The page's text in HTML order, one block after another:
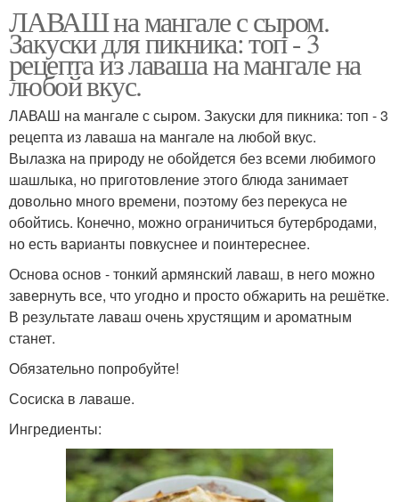
ЛАВАШ на мангале с сыром.
Закуски для пикника: топ - 3
рецепта из лаваша на мангале на
любой вкус.
ЛАВАШ на мангале с сыром. Закуски для пикника: топ - 3
рецепта из лаваша на мангале на любой вкус.
Вылазка на природу не обойдется без всеми любимого
шашлыка, но приготовление этого блюда занимает
довольно много времени, поэтому без перекуса не
обойтись. Конечно, можно ограничиться бутербродами,
но есть варианты повкуснее и поинтереснее.
Основа основ - тонкий армянский лаваш, в него можно
завернуть все, что угодно и просто обжарить на решётке.
В результате лаваш очень хрустящим и ароматным
станет.
Обязательно попробуйте!
Сосиска в лаваше.
Ингредиенты: